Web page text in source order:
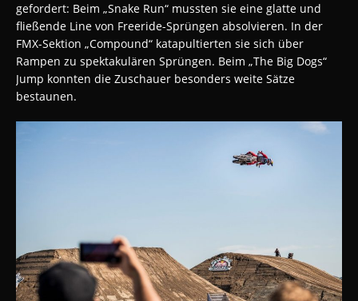
gefordert: Beim „Snake Run“ mussten sie eine glatte und
fließende Line von Freeride-Sprüngen absolvieren. In der
FMX-Sektion „Compound“ katapultierten sie sich über
Rampen zu spektakulären Sprüngen. Beim „The Big Dogs“
Jump konnten die Zuschauer besonders weite Sätze
bestaunen.